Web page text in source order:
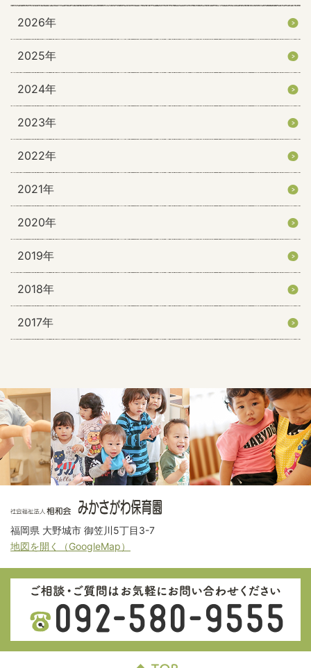
2026年
2025年
2024年
2023年
2022年
2021年
2020年
2019年
2018年
2017年
福岡県 大野城市 御笠川5丁目3-7
地図を開く（GoogleMap）